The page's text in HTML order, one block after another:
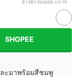
อ้างอิง:lazada.co.th
SHOPEE
ะมาพร้อมสีชมพู